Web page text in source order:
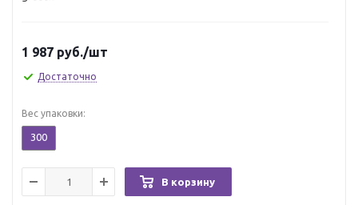
1 987 руб./шт
Достаточно
Вес упаковки:
300
В корзину